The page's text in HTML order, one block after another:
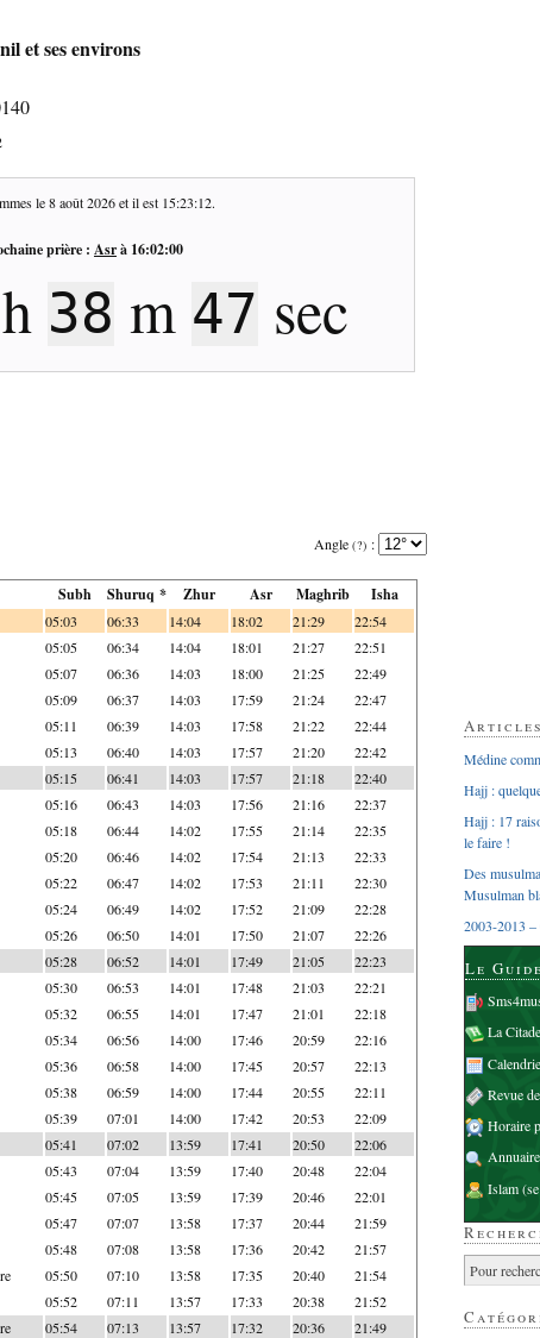
et ses environs
le8 août 2026et il est 15:23:13.
prière : Asrà 16:02:00
h 38 m 46 sec
Angle (?) :
Subh Shuruq * Zhur Asr Maghrib Isha
05:03 06:33 14:04 18:02 21:29 22:54
05:05 06:34 14:04 18:01 21:27 22:51
05:07 06:36 14:03 18:00 21:25 22:49
05:09 06:37 14:03 17:59 21:24 22:47
05:11 06:39 14:03 17:58 21:22 22:44
05:13 06:40 14:03 17:57 21:20 22:42
05:15 06:41 14:03 17:57 21:18 22:40
05:16 06:43 14:03 17:56 21:16 22:37
05:18 06:44 14:02 17:55 21:14 22:35
05:20 06:46 14:02 17:54 21:13 22:33
05:22 06:47 14:02 17:53 21:11 22:30
05:24 06:49 14:02 17:52 21:09 22:28
05:26 06:50 14:01 17:50 21:07 22:26
05:28 06:52 14:01 17:49 21:05 22:23
05:30 06:53 14:01 17:48 21:03 22:21
05:32 06:55 14:01 17:47 21:01 22:18
05:34 06:56 14:00 17:46 20:59 22:16
05:36 06:58 14:00 17:45 20:57 22:13
05:38 06:59 14:00 17:44 20:55 22:11
05:39 07:01 14:00 17:42 20:53 22:09
05:41 07:02 13:59 17:41 20:50 22:06
05:43 07:04 13:59 17:40 20:48 22:04
05:45 07:05 13:59 17:39 20:46 22:01
05:47 07:07 13:58 17:37 20:44 21:59
05:48 07:08 13:58 17:36 20:42 21:57
05:50 07:10 13:58 17:35 20:40 21:54
05:52 07:11 13:57 17:33 20:38 21:52
05:54 07:13 13:57 17:32 20:36 21:49
Médine
Hajj :
Hajj : 17
le faire !
Des
Musulman
2003-2013 –
Le
La
Revue
Horaire
Islam